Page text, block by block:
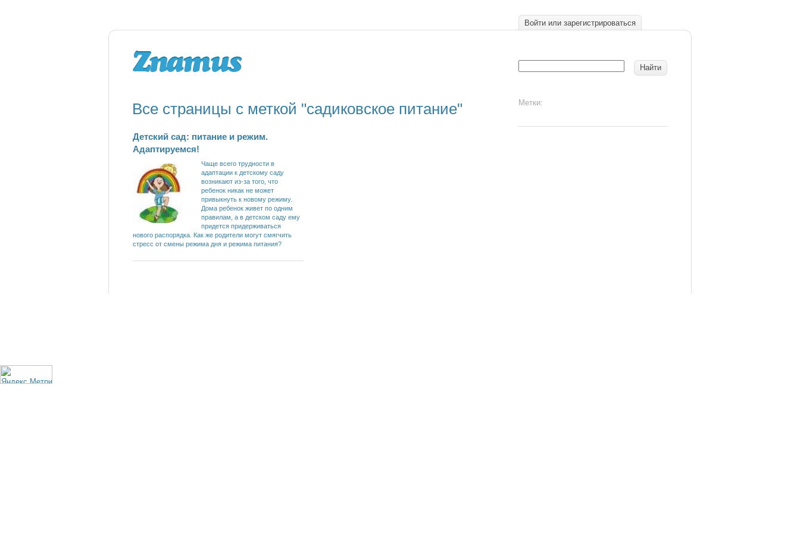
Войти или зарегистрироваться
Все страницы с меткой "садиковское питание"
Детский сад: питание и режим.
Адаптируемся!
Чаще всего трудности в
адаптации к детскому саду
возникают из-за того, что
ребенок никак не может
привыкнуть к новому режиму.
Дома ребенок живет по одним
правилам, а в детском саду ему
придется придерживаться
нового распорядка. Как же родители могут смягчить
стресс от смены режима дня и режима питания?
Метки: